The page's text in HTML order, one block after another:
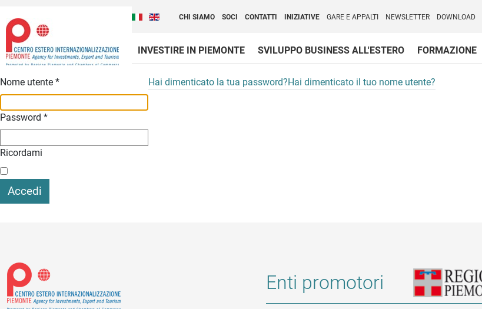
Italiano (Italia)
English (United Kingdom)
CHI SIAMO SOCI CONTATTI INIZIATIVE GARE E APPALTI NEWSLETTER DOWNLOAD
INVESTIRE IN PIEMONTE SVILUPPO BUSINESS ALL'ESTERO FORMAZIONE
Nome utente *
Password *
Ricordami
Accedi
Hai dimenticato la tua password?Hai dimenticato il tuo nome utente?
Enti promotori